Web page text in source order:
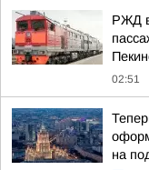
РЖД
02:51
на